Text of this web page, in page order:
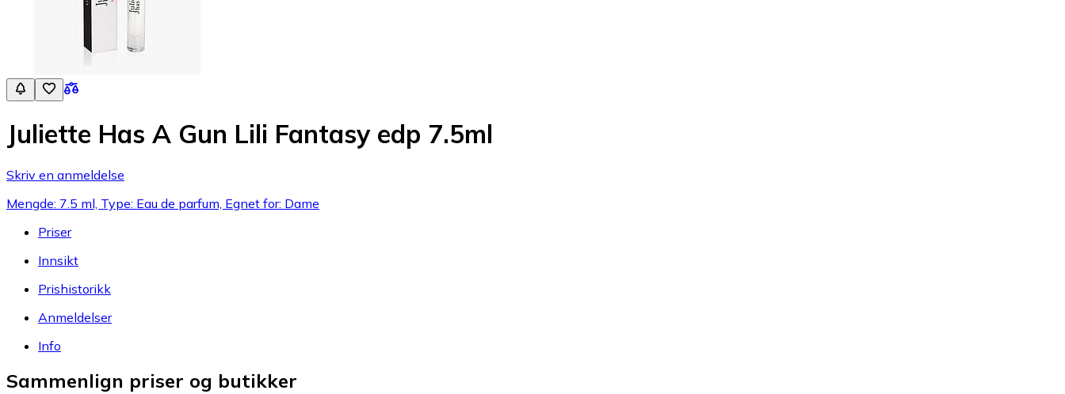
Juliette Has A Gun Lili Fantasy edp 7.5ml
Skriv en anmeldelse
Mengde: 7.5 ml, Type: Eau de parfum, Egnet for: Dame
Priser
Innsikt
Prishistorikk
Anmeldelser
Info
Sammenlign priser og butikker